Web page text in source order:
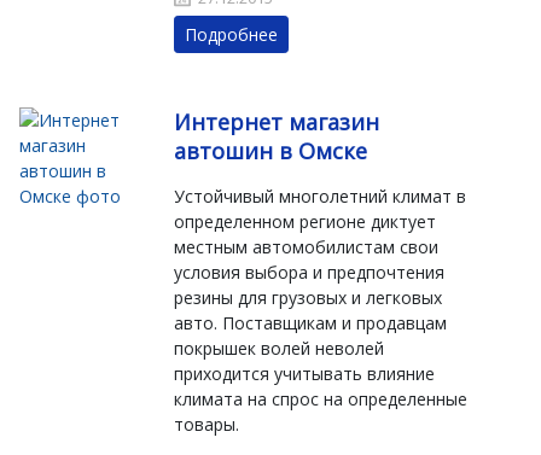
Подробнее
Интернет магазин
автошин в Омске
Устойчивый многолетний климат в
определенном регионе диктует
местным автомобилистам свои
условия выбора и предпочтения
резины для грузовых и легковых
авто. Поставщикам и продавцам
покрышек волей неволей
приходится учитывать влияние
климата на спрос на определенные
товары.